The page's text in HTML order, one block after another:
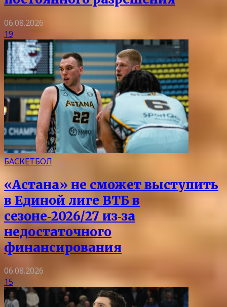
06.08.2026
19
БАСКЕТБОЛ
«Астана» не сможет выступить
в Единой лиге ВТБ в
сезоне‑2026/27 из‑за
недостаточного
финансирования
06.08.2026
15